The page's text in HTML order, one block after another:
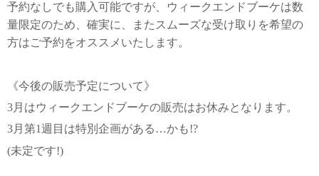
予約なしでも購入可能ですが、ウィークエンドブーケは数
量限定のため、確実に、またスムーズな受け取りを希望の
方はご予約をオススメいたします。
《今後の販売予定について》
3月はウィークエンドブーケの販売はお休みとなります。
3月第1週目は特別企画がある…かも!?
(未定です!)